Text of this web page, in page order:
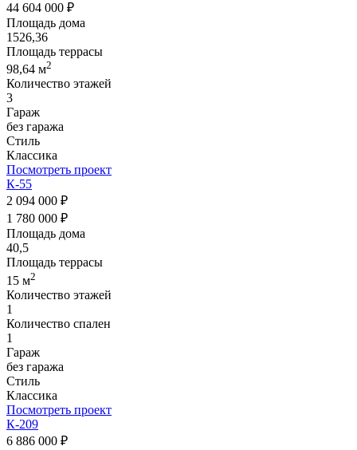
44 604 000 ₽
Площадь дома
1526,36
Площадь террасы
98,64 м2
Количество этажей
3
Гараж
без гаража
Стиль
Классика
Посмотреть проект
К-55
2 094 000 ₽
1 780 000 ₽
Площадь дома
40,5
Площадь террасы
15 м2
Количество этажей
1
Количество спален
1
Гараж
без гаража
Стиль
Классика
Посмотреть проект
К-209
6 886 000 ₽